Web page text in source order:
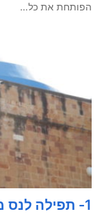
הפותחת את כל…